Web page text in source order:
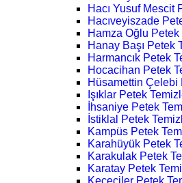
Hacı Yusuf Mescit
Hacıveyiszade
Hamza Oğlu
Hanay Başı Petek
Harmancık Petek
Hocacihan Petek
Hüsamettin Çelebi
Işıklar Petek
İhsaniye Petek
İstiklal Petek
Kampüs Petek
Karahüyük Petek
Karakulak Petek
Karatay Petek